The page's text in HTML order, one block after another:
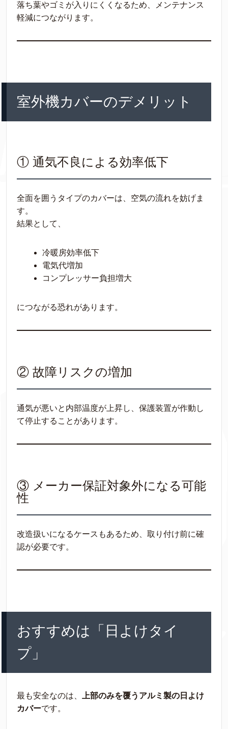
落ち葉やゴミが入りにくくなるため、メンテナンス
軽減につながります。
室外機カバーのデメリット
① 通気不良による効率低下
全面を囲うタイプのカバーは、空気の流れを妨げま
す。
結果として、
冷暖房効率低下
電気代増加
コンプレッサー負担増大
につながる恐れがあります。
② 故障リスクの増加
通気が悪いと内部温度が上昇し、保護装置が作動し
て停止することがあります。
③ メーカー保証対象外になる可能
性
改造扱いになるケースもあるため、取り付け前に確
認が必要です。
おすすめは「日よけタイ
プ」
最も安全なのは、
上部のみを覆うアルミ製の日よけ
カバーです。